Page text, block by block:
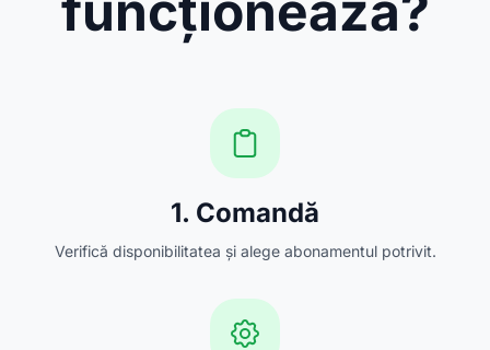
1. Comandă
Verifică disponibilitatea și alege abonamentul potrivit.